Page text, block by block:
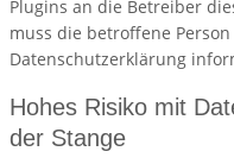
Plugins an die Betreiber
muss die betroffene
Datenschutzerklärung
Hohes Risiko mit
der Stange